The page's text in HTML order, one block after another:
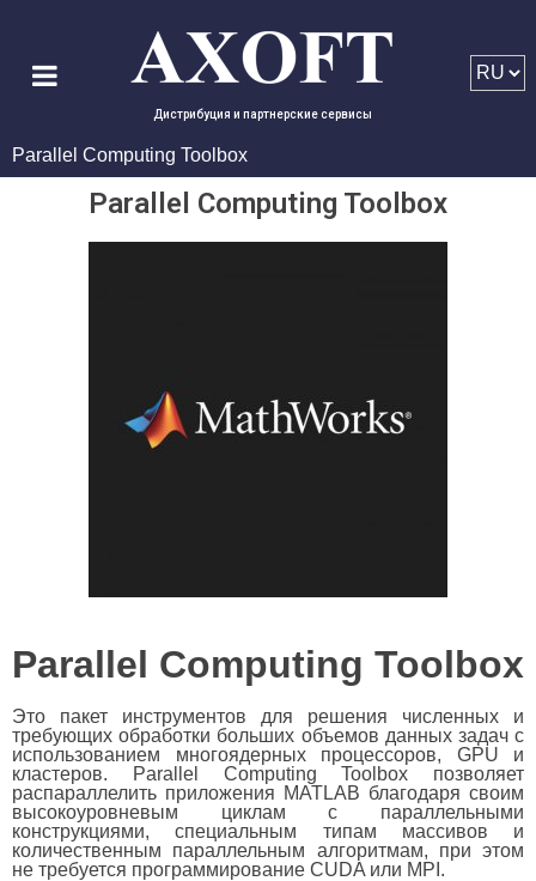
Дистрибуция и партнерские сервисы
Parallel Computing Toolbox
Parallel Computing Toolbox
Parallel Computing Toolbox
Это пакет инструментов для решения численных и
требующих обработки больших объемов данных задач с
использованием многоядерных процессоров, GPU и
кластеров. Parallel Computing Toolbox позволяет
распараллелить приложения MATLAB благодаря своим
высокоуровневым циклам с параллельными
конструкциями, специальным типам массивов и
количественным параллельным алгоритмам, при этом
не требуется программирование CUDA или MPI.